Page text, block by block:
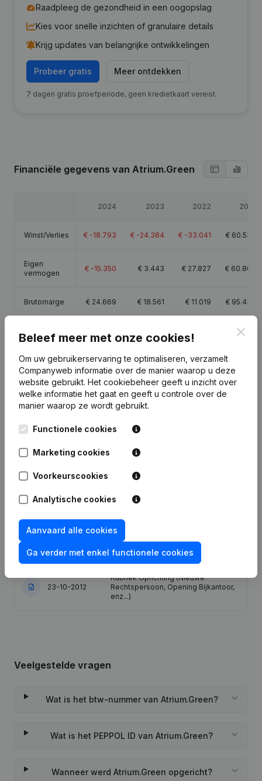
Raadpleeg de gezondheid in een oogopslag
Kies voor snelle inzichten of granulaire details
Krijg updates van belangrijke ontwikkelingen
Probeer gratis Meer ontdekken
7 dagen gratis proefperiode, geen kredietkaart vereist.
Financiële gegevens van Atrium.Green
2024 2023 2022 2021
Winst/Verlies € -18.793 € -24.384 € -33.041 € 60.534
Eigen
vermogen
€ -15.350 € 3.443 € 27.827 € 60.869
Brutomarge € 24.669 € 18.561 € 11.019 € 95.437
Publicatiesvan Atrium.Green
Datum Publicatie
13-02-2024 Wijziging(en) Statuten
Ontslagnemingen - Benoemingen
02-03-2017
Benaming - Doel - Kapitaal -
Maatschappelijke Zetel -
Ontslagnemingen - Benoemingen
23-10-2012
Rubriek Oprichting (Nieuwe
Rechtspersoon, Opening Bijkantoor,
enz...)
Veelgestelde vragen
Wat is het btw-nummer van Atrium.Green?
Wat is het PEPPOL ID van Atrium.Green?
Wanneer werd Atrium.Green opgericht?
Beleef meer met onze cookies!
Om uw gebruikerservaring te optimaliseren, verzamelt
Companyweb informatie over de manier waarop u deze
website gebruikt. Het cookiebeheer geeft u inzicht over
welke informatie het gaat en geeft u controle over de
manier waarop ze wordt gebruikt.
Functionele cookies
Marketing cookies
Voorkeurscookies
Analytische cookies
Aanvaard alle cookies
Ga verder met enkel functionele cookies